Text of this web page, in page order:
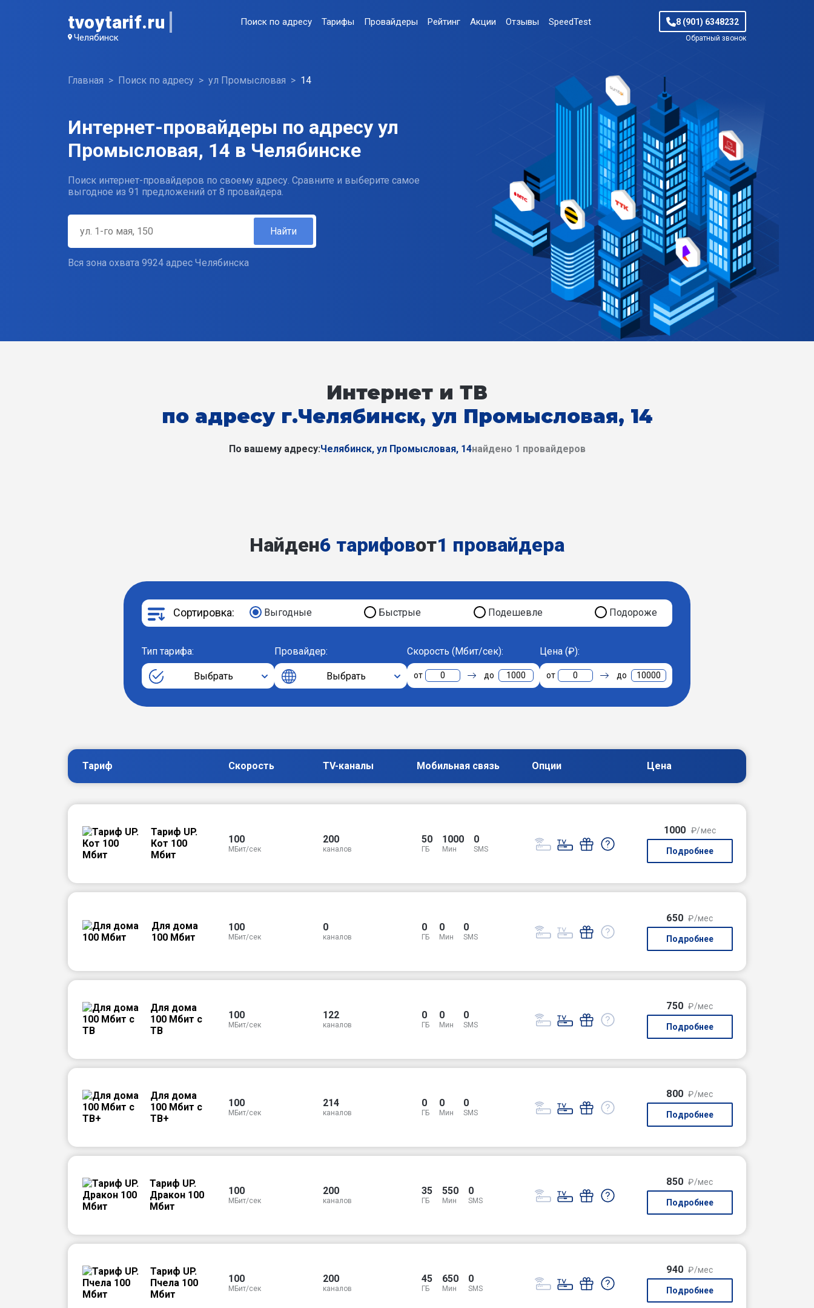
tvoytarif.ru
Челябинск
Поиск по адресу Тарифы Провайдеры Рейтинг Акции Отзывы SpeedTest 8 (901) 6348232
Обратный звонок
Главная Поиск по адресу ул Промысловая 14
Интернет-провайдеры по адресу ул
Промысловая, 14 в Челябинске
Поиск интернет-провайдеров по своему адресу. Сравните и выберите самое
выгодное из 91 предложений от 8 провайдера.
Найти
Вся зона охвата 9924 адрес Челябинска
Интернет и ТВ
по адресу г.Челябинск, ул Промысловая, 14
По вашему адресу:Челябинск, ул Промысловая, 14найдено 1 провайдеров
Найден6 тарифовот1 провайдера
Сортировка: Выгодные Быстрые Подешевле Подороже
Тип тарифа:
Выбрать
Провайдер:
Выбрать
Скорость (Мбит/сек):
0 1000
Цена (₽):
0 10000
Тариф Скорость TV-каналы Мобильная связь Опции Цена
Тариф UP.
Кот 100
Мбит
100
МБит/сек
200
каналов
50
ГБ
1000
Мин
0
SMS
1000 ₽/мес
Подробнее
Для дома
100 Мбит
100
МБит/сек
0
каналов
0
ГБ
0
Мин
0
SMS
650 ₽/мес
Подробнее
Для дома
100 Мбит с
ТВ
100
МБит/сек
122
каналов
0
ГБ
0
Мин
0
SMS
750 ₽/мес
Подробнее
Для дома
100 Мбит с
ТВ+
100
МБит/сек
214
каналов
0
ГБ
0
Мин
0
SMS
800 ₽/мес
Подробнее
Тариф UP.
Дракон 100
Мбит
100
МБит/сек
200
каналов
35
ГБ
550
Мин
0
SMS
850 ₽/мес
Подробнее
Тариф UP.
Пчела 100
Мбит
100
МБит/сек
200
каналов
45
ГБ
650
Мин
0
SMS
940 ₽/мес
Подробнее